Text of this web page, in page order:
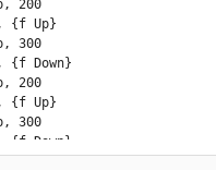
Send, {f Down}
Sleep, 1600
Send, {f Up}
Sleep, 500
Send, {f Down}
Sleep, 200
Send, {f Up}
200
{f Up}
300
{f Down}
200
{f Up}
300
{f Down}
1600